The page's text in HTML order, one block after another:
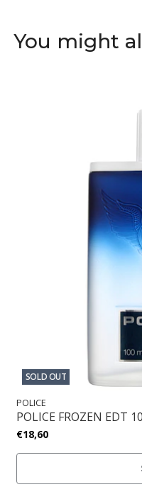
You might
SOLD OUT
POLICE
POLICE FROZEN EDT
€18,60